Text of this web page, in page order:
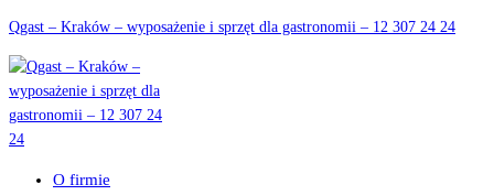
Qgast – Kraków – wyposażenie i sprzęt dla gastronomii – 12 307 24 24
O firmie